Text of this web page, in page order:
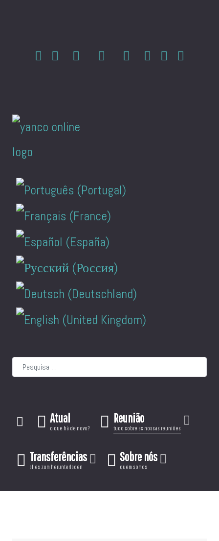
Escolha o seu idioma
Pesquisar
Atual
o que há de novo?
Reunião
tudo sobre as nossas reuniões
Transferências
alles zum herunterladen
Sobre nós
quem somos